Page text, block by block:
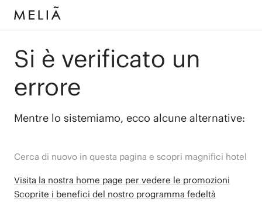
Si è verificato un
errore
Mentre lo sistemiamo, ecco alcune alternative:
Cerca di nuovo in questa pagina e scopri magnifici hotel
Visita la nostra home page per vedere le promozioni
Scoprite i benefici del nostro programma fedeltà